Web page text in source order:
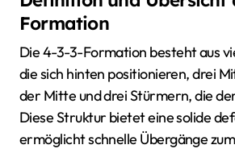
Formation
Die 4-3-3-Formation besteht aus
die sich hinten positionieren, drei
der Mitte und drei Stürmern, die
Diese Struktur bietet eine solide
ermöglicht schnelle Übergänge